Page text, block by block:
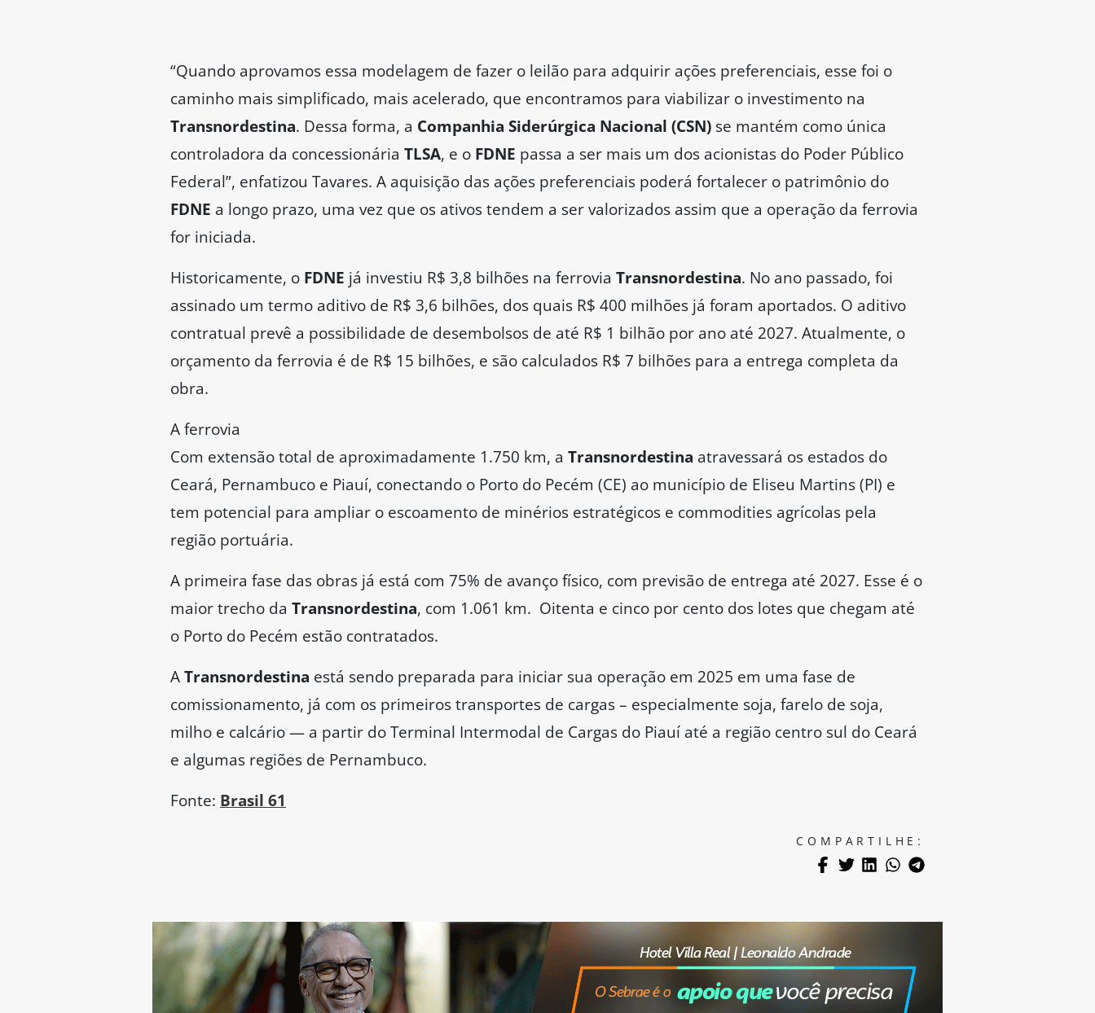
“Quando aprovamos essa modelagem de fazer o leilão para adquirir ações preferenciais, esse foi o
caminho mais simplificado, mais acelerado, que encontramos para viabilizar o investimento na
Transnordestina. Dessa forma, a Companhia Siderúrgica Nacional (CSN) se mantém como única
controladora da concessionária TLSA, e o FDNE passa a ser mais um dos acionistas do Poder Público
Federal”, enfatizou Tavares. A aquisição das ações preferenciais poderá fortalecer o patrimônio do
FDNE a longo prazo, uma vez que os ativos tendem a ser valorizados assim que a operação da ferrovia
for iniciada.
Historicamente, o FDNE já investiu R$ 3,8 bilhões na ferrovia Transnordestina. No ano passado, foi
assinado um termo aditivo de R$ 3,6 bilhões, dos quais R$ 400 milhões já foram aportados. O aditivo
contratual prevê a possibilidade de desembolsos de até R$ 1 bilhão por ano até 2027. Atualmente, o
orçamento da ferrovia é de R$ 15 bilhões, e são calculados R$ 7 bilhões para a entrega completa da
obra.
A ferrovia
Com extensão total de aproximadamente 1.750 km, a Transnordestina atravessará os estados do
Ceará, Pernambuco e Piauí, conectando o Porto do Pecém (CE) ao município de Eliseu Martins (PI) e
tem potencial para ampliar o escoamento de minérios estratégicos e commodities agrícolas pela
região portuária.
A primeira fase das obras já está com 75% de avanço físico, com previsão de entrega até 2027. Esse é o
maior trecho da Transnordestina, com 1.061 km. Oitenta e cinco por cento dos lotes que chegam até
o Porto do Pecém estão contratados.
ATransnordestina está sendo preparada para iniciar sua operação em 2025 em uma fase de
comissionamento, já com os primeiros transportes de cargas – especialmente soja, farelo de soja,
milho e calcário — a partir do Terminal Intermodal de Cargas do Piauí até a região centro sul do Ceará
e algumas regiões de Pernambuco.
Fonte: Brasil 61
COMPARTILHE: